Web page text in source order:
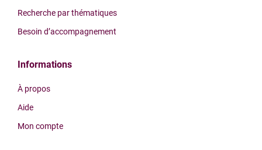
Recherche par thématiques
Besoin d’accompagnement
Informations
À propos
Aide
Mon compte